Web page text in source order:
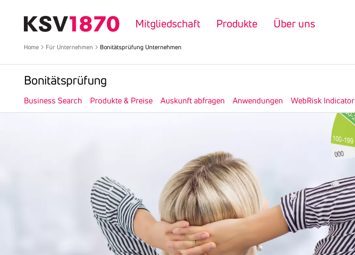
Mitgliedschaft Produkte Über uns
Home Für Unternehmen Bonitätsprüfung Unternehmen
Boni­täts­prü­fung
Business Search Produkte & Preise Auskunft abfragen Anwendungen WebRisk Indicator